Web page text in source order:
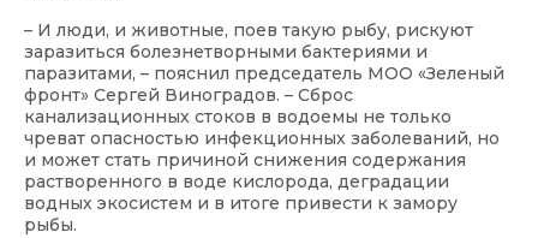
– И люди, и животные, поев такую рыбу, рискуют
заразиться болезнетворными бактериями и
паразитами, – пояснил председатель МОО «Зеленый
фронт» Сергей Виноградов. – Сброс
канализационных стоков в водоемы не только
чреват опасностью инфекционных заболеваний, но
и может стать причиной снижения содержания
растворенного в воде кислорода, деградации
водных экосистем и в итоге привести к замору
рыбы.